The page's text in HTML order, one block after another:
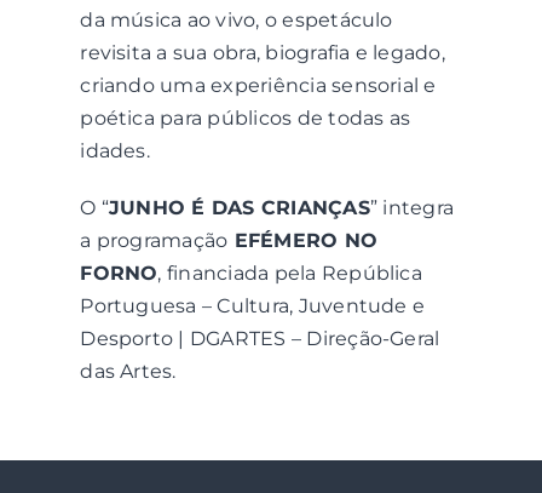
da música ao vivo, o espetáculo
revisita a sua obra, biografia e legado,
criando uma experiência sensorial e
poética para públicos de todas as
idades.
O “JUNHO É DAS CRIANÇAS” integra
a programação EFÉMERO NO
FORNO, financiada pela República
Portuguesa – Cultura, Juventude e
Desporto | DGARTES – Direção-Geral
das Artes.